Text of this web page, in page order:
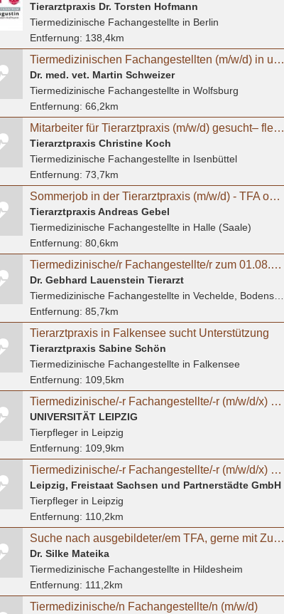
Tierarztpraxis Dr. Torsten Hofmann
Tiermedizinische Fachangestelltein Berlin
Entfernung: 138,4km
Tiermedizinischen Fachangestellten (m/w/d) in unserer Kleintierarztpraxis in Fallersleben
Dr. med. vet. Martin Schweizer
Tiermedizinische Fachangestelltein Wolfsburg
Entfernung: 66,2km
Mitarbeiter für Tierarztpraxis (m/w/d) gesucht– flexible Arbeitszeiten, moderne Praxis
Tierarztpraxis Christine Koch
Tiermedizinische Fachangestelltein Isenbüttel
Entfernung: 73,7km
Sommerjob in der Tierarztpraxis (m/w/d) - TFA oder Studierende Tiermedizin
Tierarztpraxis Andreas Gebel
Tiermedizinische Fachangestelltein Halle (Saale)
Entfernung: 80,6km
Tiermedizinische/r Fachangestellte/r zum 01.08.2026
Dr. Gebhard Lauenstein Tierarzt
Tiermedizinische Fachangestelltein Vechelde, Bodenstedt
Entfernung: 85,7km
Tierarztpraxis in Falkensee sucht Unterstützung
Tierarztpraxis Sabine Schön
Tiermedizinische Fachangestelltein Falkensee
Entfernung: 109,5km
Tiermedizinische/-r Fachangestellte/-r (m/w/d/x) oder Tierpfleger/-in (m/w/d/x) für den Bereich
UNIVERSITÄT LEIPZIG
Tierpflegerin Leipzig
Entfernung: 109,9km
Tiermedizinische/-r Fachangestellte/-r (m/w/d/x) oder Tierpfleger/in (m/w/d/x) für den Bereich
Leipzig, Freistaat Sachsen und Partnerstädte GmbH
Tierpflegerin Leipzig
Entfernung: 110,2km
Suche nach ausgebildeter/em TFA, gerne mit ZusatzqualifikationTierphysiotherapie
Dr. Silke Mateika
Tiermedizinische Fachangestelltein Hildesheim
Entfernung: 111,2km
Tiermedizinische/n Fachangestellte/n (m/w/d)